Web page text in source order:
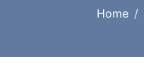
Home